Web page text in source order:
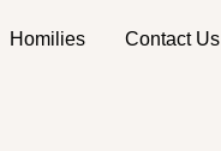
Homilies Contact Us